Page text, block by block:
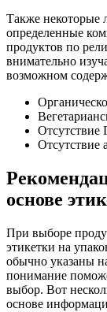
Также некоторые
определенные
продуктов по
внимательно
возможном
Отсутствие
основе
При выборе
этикетки на
обычно указаны
понимание
выбор. Вот
основе